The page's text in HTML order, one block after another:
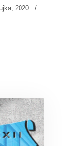
2020 /